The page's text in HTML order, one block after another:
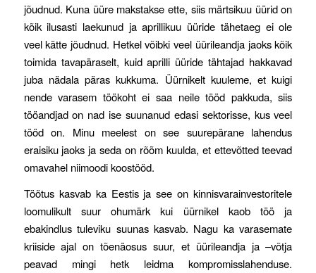
jõudnud. Kuna üüre makstakse ette, siis märtsikuu üürid on
kõik ilusasti laekunud ja aprillikuu üüride tähetaeg ei ole
veel kätte jõudnud. Hetkel võibki veel üürileandja jaoks kõik
toimida tavapäraselt, kuid aprilli üüride tähtajad hakkavad
juba nädala päras kukkuma. Üürnikelt kuuleme, et kuigi
nende varasem töökoht ei saa neile tööd pakkuda, siis
tööandjad on nad ise suunanud edasi sektorisse, kus veel
tööd on. Minu meelest on see suurepärane lahendus
eraisiku jaoks ja seda on rõõm kuulda, et ettevõtted teevad
omavahel niimoodi koostööd.
Töötus kasvab ka Eestis ja see on kinnisvarainvestoritele
loomulikult suur ohumärk kui üürnikel kaob töö ja
ebakindlus tuleviku suunas kasvab. Nagu ka varasemate
kriiside ajal on tõenäosus suur, et üürileandja ja –võtja
peavad mingi hetk leidma kompromisslahenduse.